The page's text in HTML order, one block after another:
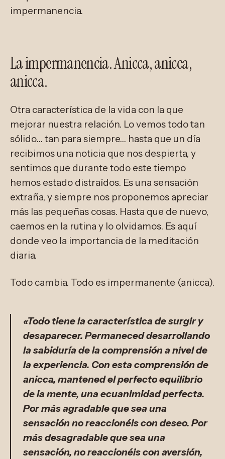
impermanencia.
La impermanencia. Anicca, anicca,
anicca.
Otra característica de la vida con la que
mejorar nuestra relación. Lo vemos todo tan
sólido… tan para siempre… hasta que un día
recibimos una noticia que nos despierta, y
sentimos que durante todo este tiempo
hemos estado distraídos. Es una sensación
extraña, y siempre nos proponemos apreciar
más las pequeñas cosas. Hasta que de nuevo,
caemos en la rutina y lo olvidamos. Es aquí
donde veo la importancia de la meditación
diaria.
Todo cambia. Todo es impermanente (anicca).
«Todo tiene la característica de surgir y
desaparecer. Permaneced desarrollando
la sabiduría de la comprensión a nivel de
la experiencia. Con esta comprensión de
anicca, mantened el perfecto equilibrio
de la mente, una ecuanimidad perfecta.
Por más agradable que sea una
sensación no reaccionéis con deseo. Por
más desagradable que sea una
sensación, no reaccionéis con aversión,